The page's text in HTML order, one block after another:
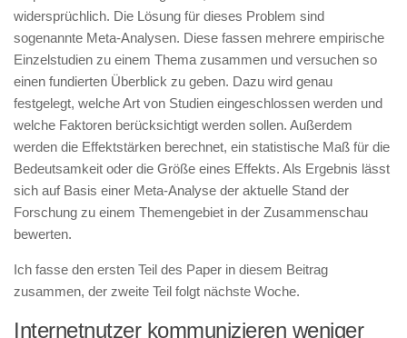
widersprüchlich. Die Lösung für dieses Problem sind
sogenannte Meta-Analysen. Diese fassen mehrere empirische
Einzelstudien zu einem Thema zusammen und versuchen so
einen fundierten Überblick zu geben. Dazu wird genau
festgelegt, welche Art von Studien eingeschlossen werden und
welche Faktoren berücksichtigt werden sollen. Außerdem
werden die Effektstärken berechnet, ein statistische Maß für die
Bedeutsamkeit oder die Größe eines Effekts. Als Ergebnis lässt
sich auf Basis einer Meta-Analyse der aktuelle Stand der
Forschung zu einem Themengebiet in der Zusammenschau
bewerten.
Ich fasse den ersten Teil des Paper in diesem Beitrag
zusammen, der zweite Teil folgt nächste Woche.
Internetnutzer kommunizieren weniger